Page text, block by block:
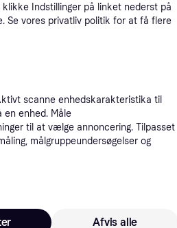
321 kr.
Indstillinger på linket nederst på
Se vores privatliv politik for at få flere
scanne enhedskarakteristika til
en enhed. Måle
til at vælge annoncering. Tilpasset
målgruppeundersøgelser og
Afvis alle